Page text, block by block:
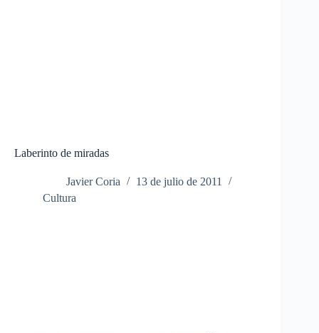
Laberinto de miradas
Javier Coria
13 de julio de 2011
Cultura